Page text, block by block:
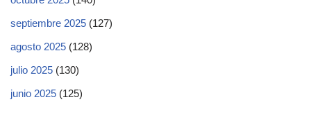
septiembre 2025 (127)
agosto 2025 (128)
julio 2025 (130)
junio 2025 (125)